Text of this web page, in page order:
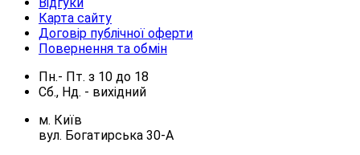
Відгуки
Карта сайту
Договір публічної оферти
Повернення та обмін
Пн.- Пт. з 10 до 18
Сб., Нд. - вихідний
м. Київ
вул. Богатирська 30-А